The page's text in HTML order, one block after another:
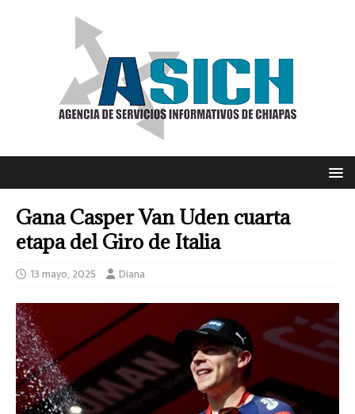
Gana Casper Van Uden cuarta
etapa del Giro de Italia
13 mayo, 2025 Diana